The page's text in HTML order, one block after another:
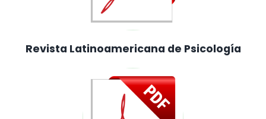
Revista Latinoamericana de Psicología